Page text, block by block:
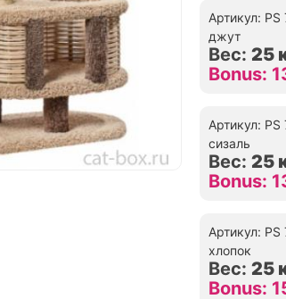
Артикул:
джут
Вес: 25
Bonus:
Артикул:
сизаль
Вес: 25
Bonus:
Артикул:
хлопок
Вес: 25
Bonus: